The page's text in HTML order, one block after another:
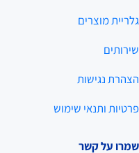
גלריית מוצרים
שירותים
הצהרת נגישות
פרטיות ותנאי שימוש
שמרו על קשר